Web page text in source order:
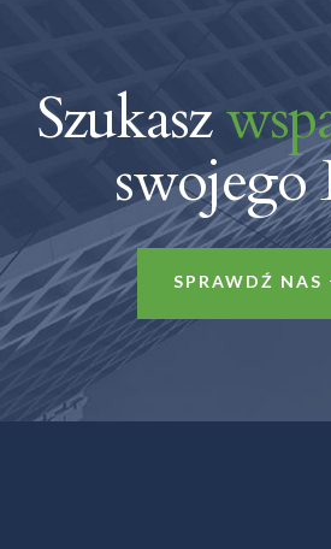
Szukasz
swojego
SPRAWDŹ NAS